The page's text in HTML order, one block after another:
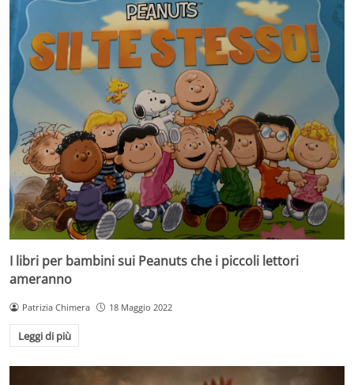
I libri per bambini sui Peanuts che i piccoli lettori
ameranno
Patrizia Chimera 18 Maggio 2022
Leggi di più